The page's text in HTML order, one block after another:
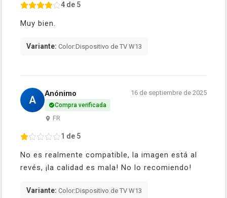
4 de 5
Muy bien.
Variante: Color:Dispositivo de TV W13
A
Anónimo
Compra verificada
FR
16 de septiembre de 2025
1 de 5
No es realmente compatible, la imagen está al
revés, ¡la calidad es mala! No lo recomiendo!
Variante: Color:Dispositivo de TV W13